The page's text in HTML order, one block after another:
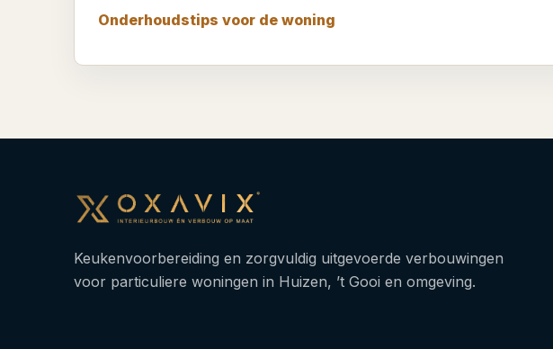
Onderhoudstips voor de woning
Keukenvoorbereiding en zorgvuldig uitgevoerde verbouwingen
voor particuliere woningen in Huizen, ’t Gooi en omgeving.